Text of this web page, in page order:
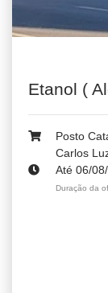
Etanol (
Posto
Carlos
Até 06/
Duração da